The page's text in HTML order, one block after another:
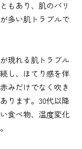
もあり、肌のバリ
多い肌トラブルで
現れる肌トラブル
し、ほてり感を伴
みだけでなく吹き
ります。30代以降
食べ物、温度変化